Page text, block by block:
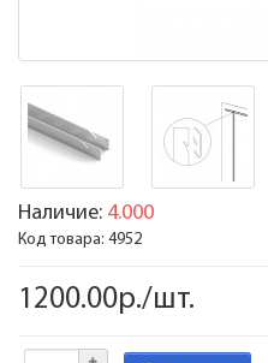
Наличие: 4.000
Код товара: 4952
1200.00р./шт.